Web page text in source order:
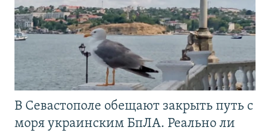
В Севастополе обещают закрыть путь с
моря украинским БпЛА. Реально ли